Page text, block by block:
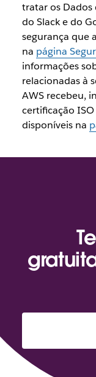
tratar os Dados
do Slack e do
segurança que
na página
informações
relacionadas à
AWS recebeu,
certificação
disponíveis na